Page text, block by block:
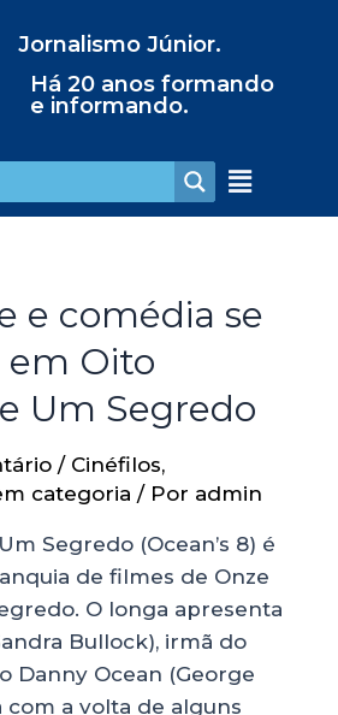
Jornalismo Júnior.
Há 20 anos formando
e informando.
e comédia se
Oito
Um Segredo
/ Cinéfilos,
categoria / Por admin
Segredo (Ocean’s 8) é
de filmes de Onze
O longa apresenta
Bullock), irmã do
Danny Ocean (George
com a volta de alguns